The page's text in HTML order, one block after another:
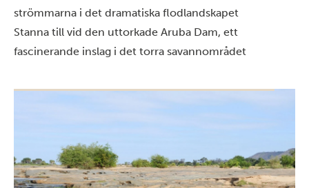
strömmarna i det dramatiska flodlandskapet
Stanna till vid den uttorkade Aruba Dam, ett
fascinerande inslag i det torra savannområdet